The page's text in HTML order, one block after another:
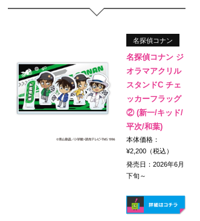
名探偵コナン
名探偵コナン ジ
オラマアクリル
スタンドC チェ
ッカーフラッグ
② (新一/キッド/
平次/和葉)
本体価格：
¥2,200（税込）
発売日：2026年6月
下旬～